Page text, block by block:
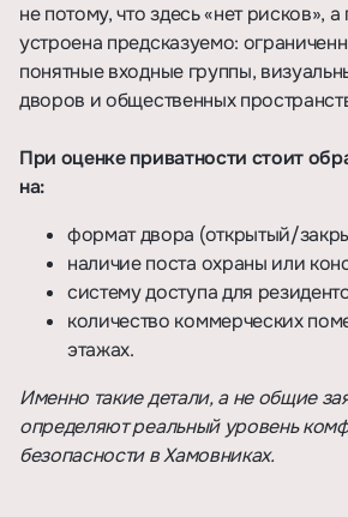
не потому, что здесь «нет рисков»,
устроена предсказуемо:
понятные входные группы,
дворов и общественных
При оценке приватности стоит
на:
формат двора (открытый/
наличие поста охраны или
систему доступа для
количество коммерческих
этажах.
Именно такие детали, а не общие
определяют реальный уровень
безопасности в Хамовниках.